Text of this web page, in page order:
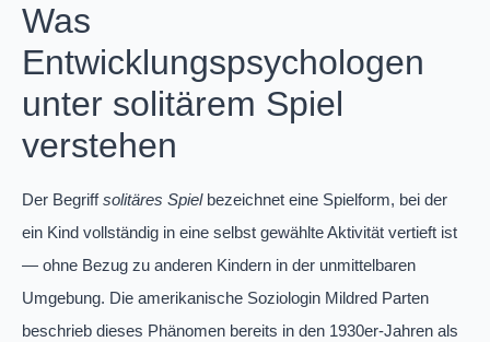
Was
Entwicklungspsychologen
unter solitärem Spiel
verstehen
Der Begriffsolitäres Spielbezeichnet eine Spielform, bei der
ein Kind vollständig in eine selbst gewählte Aktivität vertieft ist
— ohne Bezug zu anderen Kindern in der unmittelbaren
Umgebung. Die amerikanische Soziologin Mildred Parten
beschrieb dieses Phänomen bereits in den 1930er-Jahren als